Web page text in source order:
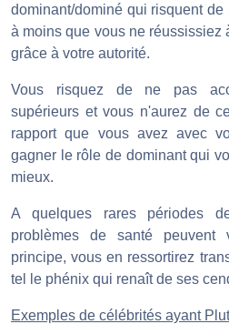
dominant/dominé qui risquent de
à moins que vous ne réussissiez
grâce à votre autorité.
Vous risquez de ne pas
supérieurs et vous n'aurez de
rapport que vous avez avec
gagner le rôle de dominant qui
mieux.
A quelques rares périodes
problèmes de santé peuvent
principe, vous en ressortirez
tel le phénix qui renaît de ses
Exemples de célébrités ayant